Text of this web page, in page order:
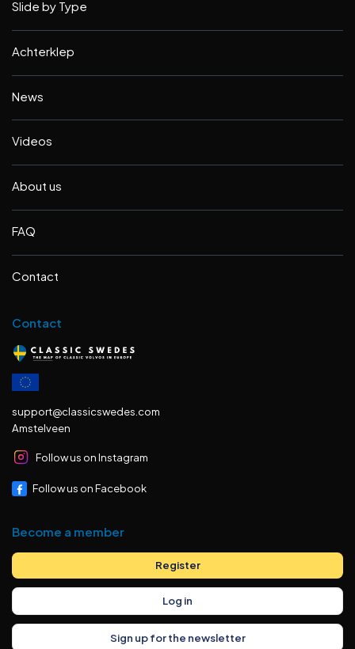
Slide by Type
Achterklep
News
Videos
About us
FAQ
Contact
Contact
support@classicswedes.com
Amstelveen
Follow us on Instagram
Follow us on Facebook
Become a member
Register
Log in
Sign up for the newsletter